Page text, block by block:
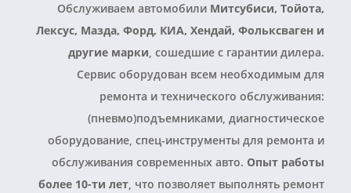
Обслуживаем автомобили Митсубиси, Тойота,
Лексус, Мазда, Форд, КИА, Хендай, Фольксваген и
другие марки, сошедшие с гарантии дилера.
Сервис оборудован всем необходимым для
ремонта и технического обслуживания:
(пневмо)подъемниками, диагностическое
оборудование,спец-инструменты для ремонта и
обслуживания современных авто. Опыт работы
более 10-ти лет, что позволяет выполнять ремонт